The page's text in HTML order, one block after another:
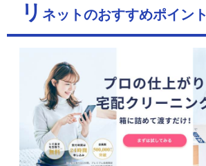
リ ネットのおすすめポイント